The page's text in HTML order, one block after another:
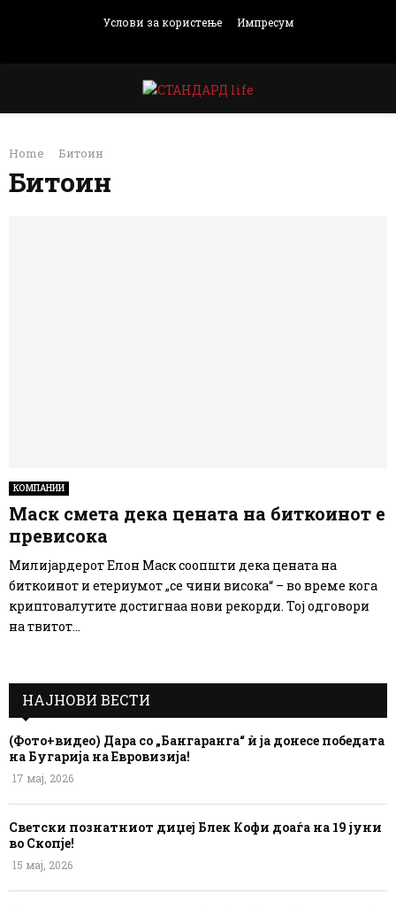
Услови за користење Импресум
PRIMARY
MENU
Home Битоин
Битоин
КОМПАНИИ
Маск смета дека цената на биткоинот е
превисока
Милијардерот Елон Маск соопшти дека цената на
биткоинот и етериумот „се чини висока“ – во време кога
криптовалутите достигнаа нови рекорди. Тој одговори
на твитот...
НАЈНОВИ ВЕСТИ
(Фото+видео) Дара со „Бангаранга“ ѝ ја донесе победата
на Бугарија на Евровизија!
17 мај, 2026
Светски познатниот диџеј Блек Кофи доаѓа на 19 јуни
во Скопје!
15 мај, 2026